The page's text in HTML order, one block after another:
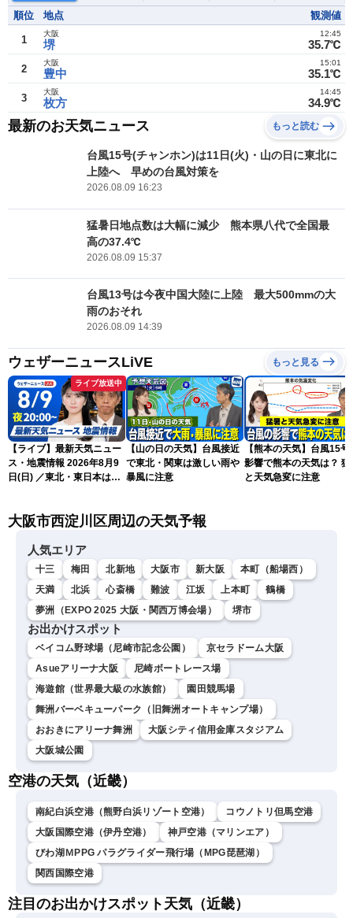
順位 地点 観測値
1 堺
大阪
35.7℃
12:45
2 豊中
大阪
35.1℃
15:01
3 枚方
大阪
34.9℃
14:45
最新のお天気ニュース もっと読む
台風15号(チャンホン)は11日(火)・山の日に東北に
上陸へ 早めの台風対策を
2026.08.09 16:23
猛暑日地点数は大幅に減少 熊本県八代で全国最
高の37.4℃
2026.08.09 15:37
台風13号は今夜中国大陸に上陸 最大500mmの大
雨のおそれ
2026.08.09 14:39
ウェザーニュースLiVE もっと見る
ライブ放送中
【ライブ】最新天気ニュー
ス・地震情報 2026年8月9
日(日) ／東北・東日本は急
衣／芳野達郎〉
【山の日の天気】台風接近
で東北・関東は激しい雨や
暴風に注意
【熊本の天気】台風15号
影響で熊本の天気は？ 猛
と天気急変に注意
大阪市西淀川区周辺の天気予報
人気エリア
十三 梅田 北新地 大阪市 新大阪
本町（船場西）
天満
北浜 心斎橋 難波 江坂 上本町
鶴橋
夢洲（EXPO 2025 大阪・関西万博会場）
堺市
お出かけスポット
ベイコム野球場（尼崎市記念公園）
京セラドーム大阪
Asueアリーナ大阪
尼崎ボートレース場
海遊館（世界最大級の水族館）
園田競馬場
舞洲バーベキューパーク（旧舞洲オートキャンプ場）
おおきにアリーナ舞洲
大阪シティ信用金庫スタジアム
大阪城公園
空港の天気（近畿）
南紀白浜空港（熊野白浜リゾート空港）
コウノトリ但馬空港
大阪国際空港（伊丹空港）
神戸空港（マリンエア）
びわ湖ＭPPG パラグライダー飛行場（MPG琵琶湖）
関西国際空港
注目のお出かけスポット天気（近畿）